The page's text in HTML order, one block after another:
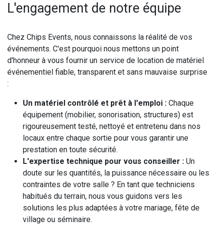
L'engagement de notre équipe
Chez Chips Events, nous connaissons la réalité de vos
événements. C'est pourquoi nous mettons un point
d'honneur à vous fournir un service de location de matériel
événementiel fiable, transparent et sans mauvaise surprise
:
Un matériel contrôlé et prêt à l'emploi : Chaque
équipement (mobilier, sonorisation, structures) est
rigoureusement testé, nettoyé et entretenu dans nos
locaux entre chaque sortie pour vous garantir une
prestation en toute sécurité.
L'expertise technique pour vous conseiller : Un
doute sur les quantités, la puissance nécessaire ou les
contraintes de votre salle ? En tant que techniciens
habitués du terrain, nous vous guidons vers les
solutions les plus adaptées à votre mariage, fête de
village ou séminaire.